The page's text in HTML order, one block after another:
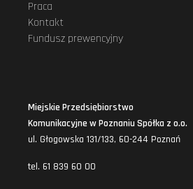
Praca
Kontakt
Fundusz prewencyjny
Miejskie Przedsiębiorstwo
Komunikacyjne w Poznaniu Spółka z o.o.
ul. Głogowska 131/133, 60-244 Poznań
tel. 61 839 60 00